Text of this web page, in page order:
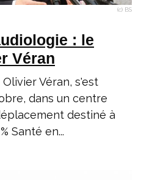
(c) BS
: le
Véran
Véran, s'est
dans un centre
destiné à
Santé en...